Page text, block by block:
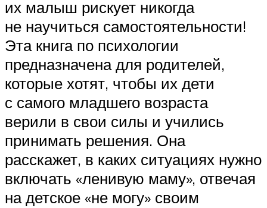
их малыш рискует никогда
не научиться самостоятельности!
Эта книга по психологии
предназначена для родителей,
которые хотят, чтобы их дети
с самого младшего возраста
верили в свои силы и учились
принимать решения. Она
расскажет, в каких ситуациях нужно
включать «ленивую маму», отвечая
на детское «не могу» своим